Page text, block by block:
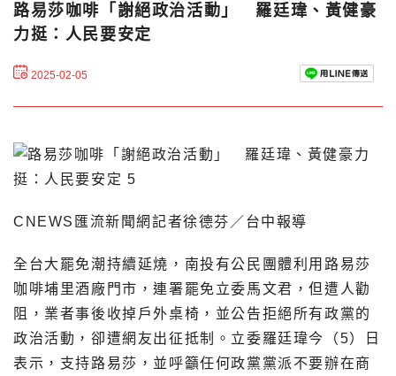
路易莎咖啡「謝絕政治活動」 羅廷瑋、黃健豪
力挺：人民要安定
2025-02-05
CNEWS匯流新聞網記者徐德芬／台中報導
全台大罷免潮持續延燒，南投有公民團體利用路易莎
咖啡埔里酒廠門市，連署罷免立委馬文君，但遭人勸
阻，業者事後收掉戶外桌椅，並公告拒絕所有政黨的
政治活動，卻遭網友出征抵制。立委羅廷瑋今（5）日
表示，支持路易莎，並呼籲任何政黨黨派不要辦在商